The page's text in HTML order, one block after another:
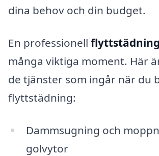
dina behov och din budget.
En professionell flyttstädning
många viktiga moment. Här
de tjänster som ingår när du
flyttstädning:
Dammsugning och
golvytor